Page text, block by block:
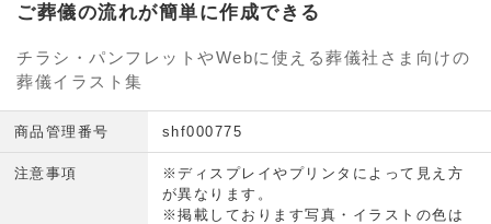
ご葬儀の流れが簡単に作成できる
チラシ・パンフレットやWebに使える葬儀社さま向けの
葬儀イラスト集
商品管理番号 shf000775
注意事項
※ディスプレイやプリンタによって見え方
が異なります。
※掲載しております写真・イラストの色は